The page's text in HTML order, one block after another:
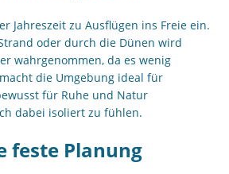
Jahreszeit zu Ausflügen ins Freie ein.
oder durch die Dünen wird
wahrgenommen, da es wenig
die Umgebung ideal für
für Ruhe und Natur
dabei isoliert zu fühlen.
feste Planung